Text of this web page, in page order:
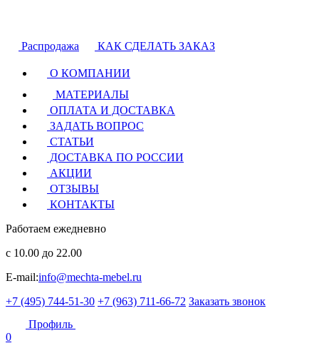
Распродажа КАК СДЕЛАТЬ ЗАКАЗ
О КОМПАНИИ
МАТЕРИАЛЫ
ОПЛАТА И ДОСТАВКА
ЗАДАТЬ ВОПРОС
СТАТЬИ
ДОСТАВКА ПО РОССИИ
АКЦИИ
ОТЗЫВЫ
КОНТАКТЫ
Работаем ежедневно
с 10.00 до 22.00
E-mail:info@mechta-mebel.ru
+7 (495) 744-51-30 +7 (963) 711-66-72 Заказать звонок
Профиль
0